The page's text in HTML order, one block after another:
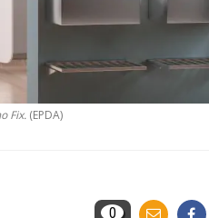
Fix. (EPDA)
0